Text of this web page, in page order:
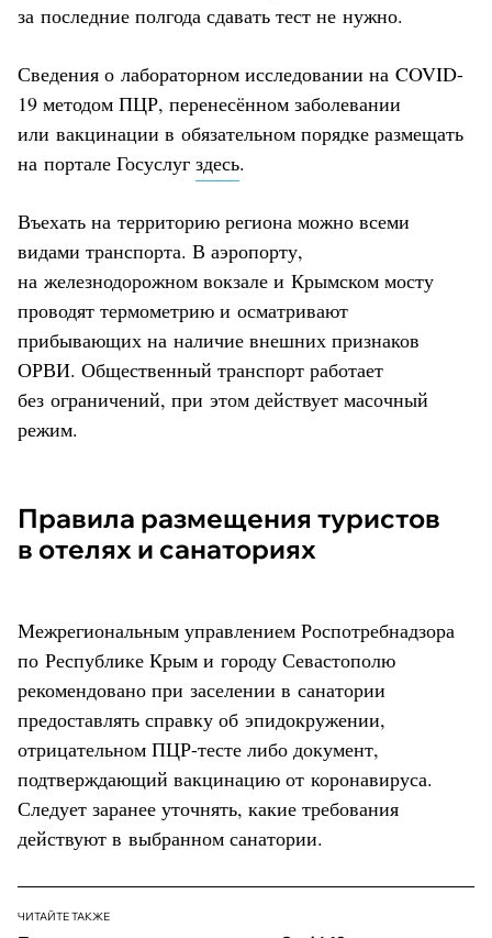
за последние полгода сдавать тест не нужно.
Сведения о лабораторном исследовании на COVID-
19 методом ПЦР, перенесённом заболевании
или вакцинации в обязательном порядке размещать
на портале Госуслуг здесь.
Въехать на территорию региона можно всеми
видами транспорта. В аэропорту,
на железнодорожном вокзале и Крымском мосту
проводят термометрию и осматривают
прибывающих на наличие внешних признаков
ОРВИ. Общественный транспорт работает
без ограничений, при этом действует масочный
режим.
Правила размещения туристов
в отелях и санаториях
Межрегиональным управлением Роспотребнадзора
по Республике Крым и городу Севастополю
рекомендовано при заселении в санатории
предоставлять справку об эпидокружении,
отрицательном ПЦР-тесте либо документ,
подтверждающий вакцинацию от коронавируса.
Следует заранее уточнять, какие требования
действуют в выбранном санатории.
ЧИТАЙТЕ ТАКЖЕ